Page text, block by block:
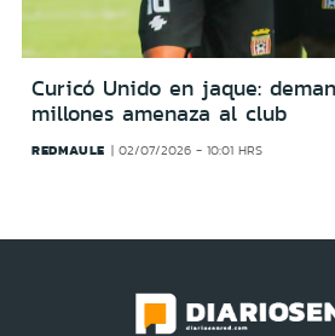
Curicó Unido en jaque:
millones amenaza al club
REDMAULE 02/07/2026 - 10:01 HRS